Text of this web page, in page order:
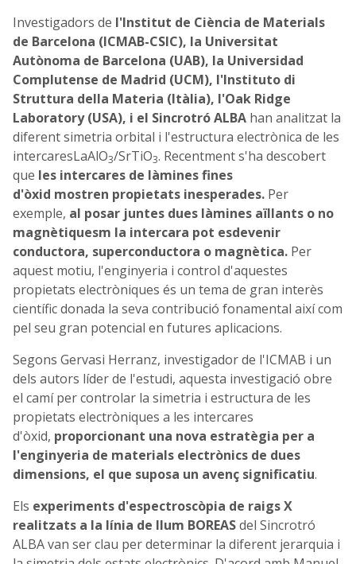
Investigadors de l'Institut de Ciència de Materials
de Barcelona (ICMAB-CSIC), la Universitat
Autònoma de Barcelona (UAB), la Universidad
Complutense de Madrid (UCM), l'Instituto di
Struttura della Materia (Itàlia), l'Oak Ridge
Laboratory (USA), i el Sincrotró ALBA han analitzat la
diferent simetria orbital i l'estructura electrònica de les
intercaresLaAlO3/SrTiO3. Recentment s'ha descobert
que les intercares de làmines fines
d'òxid mostren propietats inesperades. Per
exemple, al posar juntes dues làmines aïllants o no
magnètiquesm la intercara pot esdevenir
conductora, superconductora o magnètica. Per
aquest motiu, l'enginyeria i control d'aquestes
propietats electròniques és un tema de gran interès
científic donada la seva contribució fonamental així com
pel seu gran potencial en futures aplicacions.
Segons Gervasi Herranz, investigador de l'ICMAB i un
dels autors líder de l'estudi, aquesta investigació obre
el camí per controlar la simetria i estructura de les
propietats electròniques a les intercares
d'òxid, proporcionant una nova estratègia per a
l'enginyeria de materials electrònics de dues
dimensions, el que suposa un avenç significatiu.
Els experiments d'espectroscòpia de raigs X
realitzats a la línia de llum BOREASdel Sincrotró
ALBA van ser clau per determinar la diferent jerarquia i